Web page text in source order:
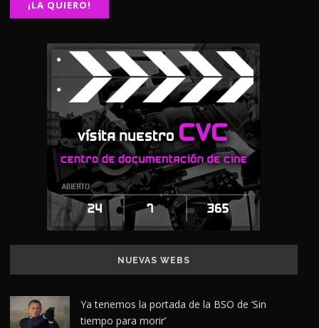
NUEVAS WEBS
Ya tenemos la portada de la BSO de ‘Sin
tiempo para morir’